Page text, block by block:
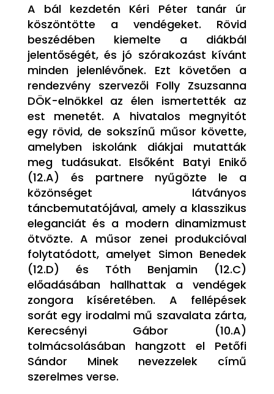
A bál kezdetén Kéri Péter tanár úr
köszöntötte a vendégeket. Rövid
beszédében kiemelte a diákbál
jelentőségét, és jó szórakozást kívánt
minden jelenlévőnek. Ezt követően a
rendezvény szervezői Folly Zsuzsanna
DÖK-elnökkel az élen ismertették az
est menetét. A hivatalos megnyitót
egy rövid, de sokszínű műsor követte,
amelyben iskolánk diákjai mutatták
meg tudásukat. Elsőként Batyi Enikő
(12.A) és partnere nyűgözte le a
közönséget látványos
táncbemutatójával, amely a klasszikus
eleganciát és a modern dinamizmust
ötvözte. A műsor zenei produkcióval
folytatódott, amelyet Simon Benedek
(12.D) és Tóth Benjamin (12.C)
előadásában hallhattak a vendégek
zongora kíséretében. A fellépések
sorát egy irodalmi mű szavalata zárta,
Kerecsényi Gábor (10.A)
tolmácsolásában hangzott el Petőfi
Sándor Minek nevezzelek című
szerelmes verse.